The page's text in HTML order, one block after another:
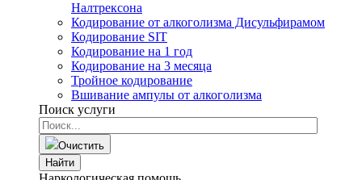
Налтрексона
Кодирование от алкоголизма Дисульфирамом
Кодирование SIT
Кодирование на 1 год
Кодирование на 3 месяца
Тройное кодирование
Вшивание ампулы от алкоголизма
Поиск услуги
Очистить
Найти